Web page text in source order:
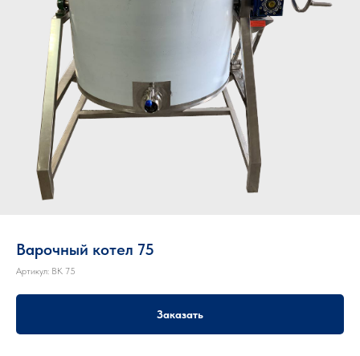
Варочный котел 75
Артикул: ВК 75
Заказать